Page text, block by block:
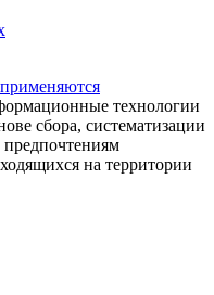
применяются
технологии
сбора, систематизации
предпочтениям
на территории